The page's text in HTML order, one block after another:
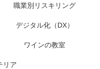
職業別リスキリング
デジタル化（DX）
ワインの教室
リア